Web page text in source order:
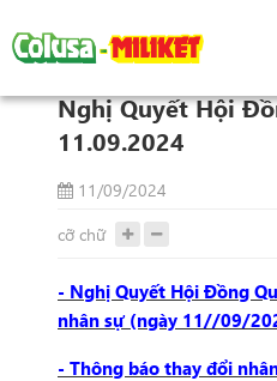
Nghị Quyết Hội Đồng
Nghị Quyết Hội
11.09.2024
11/09/2024
cỡ chữ
- Nghị Quyết Hội Đồng
nhân sự (ngày 11//09/
- Thông báo thay đổi